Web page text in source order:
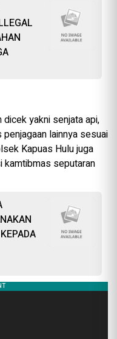
yakni senjata api,
lainnya sesuai
Kapuas Hulu juga
kamtibmas seputaran